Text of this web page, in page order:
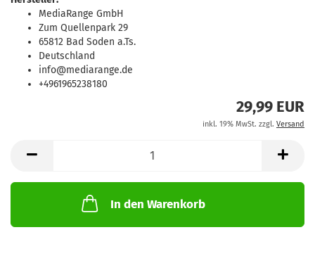
MediaRange GmbH
Zum Quellenpark 29
65812 Bad Soden a.Ts.
Deutschland
info@mediarange.de
+4961965238180
29,99 EUR
inkl. 19% MwSt. zzgl. Versand
In den Warenkorb